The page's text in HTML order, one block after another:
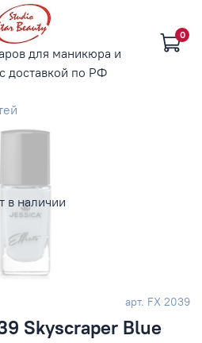
для маникюра и
доставкой по РФ
0
в наличии
арт. FX 2039
Skyscraper Blue